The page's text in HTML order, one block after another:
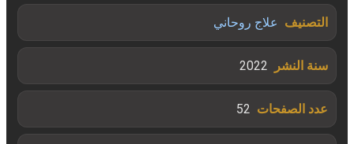
التصنيف علاج روحاني
سنة النشر 2022
عدد الصفحات 52